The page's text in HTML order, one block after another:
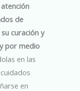
de
curación y
por medio
en las
en